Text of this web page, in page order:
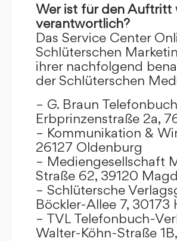
Wer ist für den Auftritt
verantwortlich?
Das Service Center
Schlüterschen
ihrer nachfolgend
der Schlüterschen
– G. Braun
Erbprinzenstraße 2a,
– Kommunikation &
26127 Oldenburg
– Mediengesellschaft
Straße 62, 39120
– Schlütersche
Böckler-Allee 7, 30173
– TVL Telefonbuch-
Walter-Köhn-Straße